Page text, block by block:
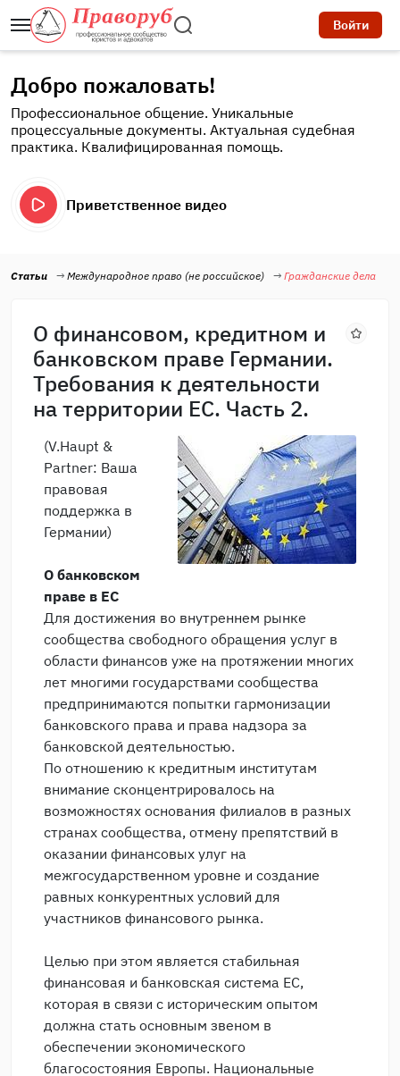
Войти
Добро пожаловать!
Профессиональное общение. Уникальные
процессуальные документы. Актуальная судебная
практика. Квалифицированная помощь.
Приветственное видео
Статьи Международное право (не российское) Гражданские дела
О финансовом, кредитном и
банковском праве Германии.
Требования к деятельности
на территории ЕС. Часть 2.
(V.Haupt &
Partner: Ваша
правовая
поддержка в
Германии)
О банковском
праве в ЕС
Для достижения во внутреннем рынке
сообщества свободного обращения услуг в
области финансов уже на протяжении многих
лет многими государствами сообщества
предпринимаются попытки гармонизации
банковского права и права надзора за
банковской деятельностью.
По отношению к кредитным институтам
внимание сконцентрировалось на
возможностях основания филиалов в разных
странах сообщества, отмену препятствий в
оказании финансовых улуг на
межгосударственном уровне и создание
равных конкурентных условий для
участников финансового рынка.
Целью при этом является стабильная
финансовая и банковская система ЕС,
которая в связи с историческим опытом
должна стать основным звеном в
обеспечении экономического
благосостояния Европы. Национальные